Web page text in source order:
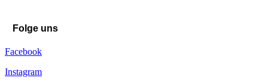
Folge uns
Facebook
Instagram